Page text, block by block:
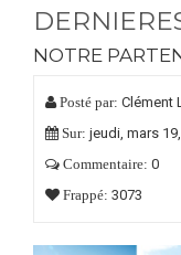
NOTRE
Posté par: Clément
Sur: jeudi, mars 19,
Commentaire: 0
Frappé: 3073